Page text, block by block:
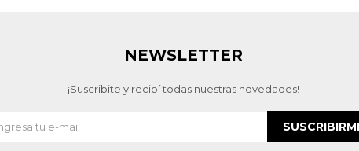
NEWSLETTER
¡Suscribite y recibí todas nuestras novedades!